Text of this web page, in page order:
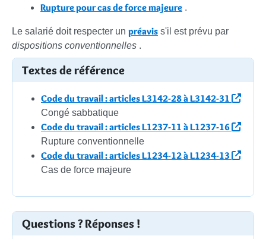
Rupture pour cas de force majeure .
Le salarié doit respecter un préavis s'il est prévu par
dispositions conventionnelles .
Textes de référence
Code du travail : articles L3142-28 à L3142-31
Congé sabbatique
Code du travail : articles L1237-11 à L1237-16
Rupture conventionnelle
Code du travail : articles L1234-12 à L1234-13
Cas de force majeure
Questions ? Réponses !